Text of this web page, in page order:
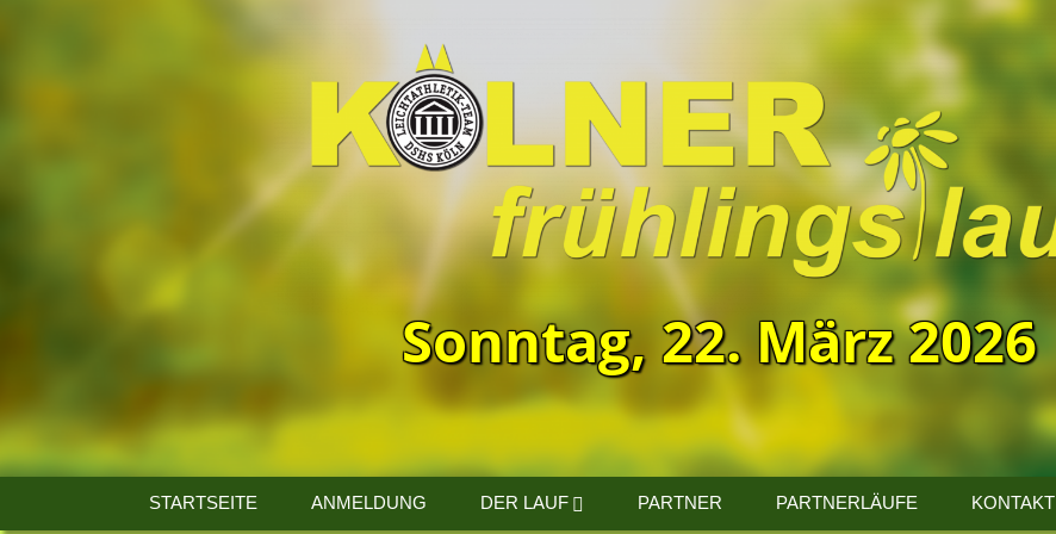
13.
Kölner
Sonntag, 22. März 2026
STARTSEITE ANMELDUNG DER LAUF PARTNER PARTNERLÄUFE KONTAKT